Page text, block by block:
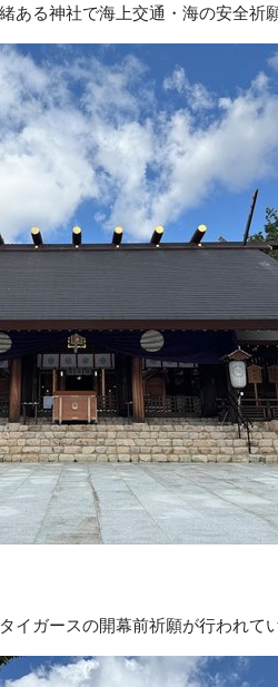
る神社で海上交通・海の安全祈
イガースの開幕前祈願が行われて